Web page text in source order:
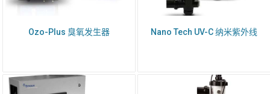
Ozo-Plus 臭氧发生器 Nano Tech UV-C 纳米紫外线
姓名*